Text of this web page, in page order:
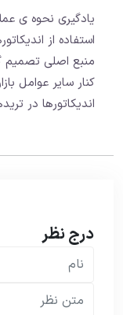
یادگیری نحوه ی
استفاده از
منبع اصلی تصمیم
کنار سایر عوامل
اندیکاتورها در
درج نظر